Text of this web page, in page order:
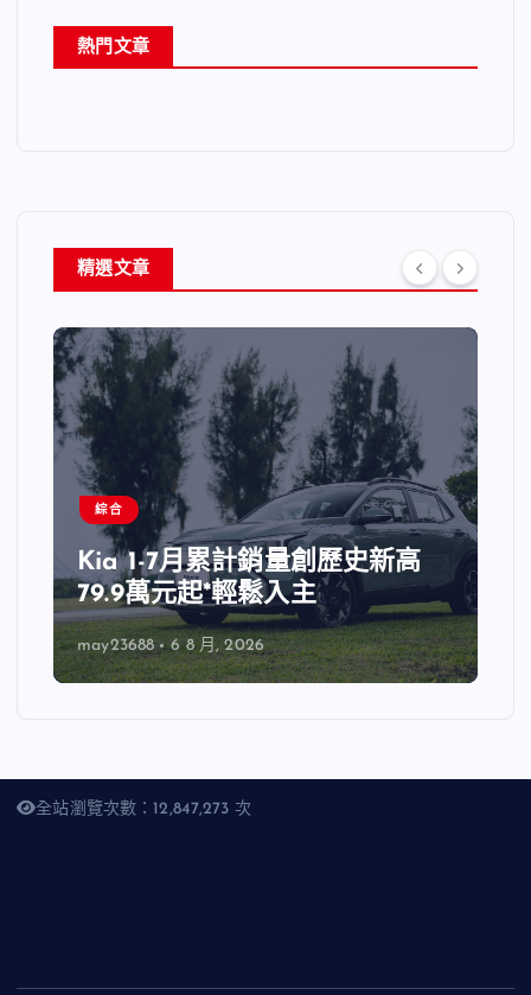
熱門文章
精選文章
綜合
Kia 1-7月累計銷量創歷史新高
79.9萬元起*輕鬆入主
may23688 6 8 月, 2026
全站瀏覽次數：12,847,273 次